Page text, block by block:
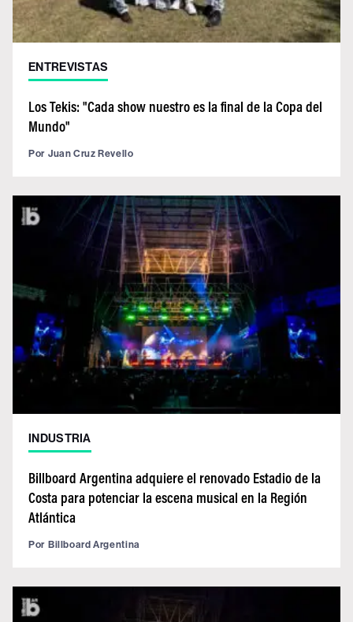
ENTREVISTAS
Los Tekis: "Cada show nuestro es la final de la Copa del
Mundo"
Por Juan Cruz Revello
INDUSTRIA
Billboard Argentina adquiere el renovado Estadio de la
Costa para potenciar la escena musical en la Región
Atlántica
Por Billboard Argentina